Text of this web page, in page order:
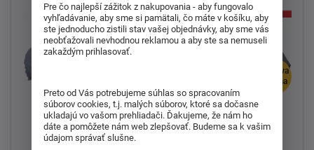
Čalúnená posteľ
Continental
doprava
zdarma
Čalúnená posteľ Box
Variant - čelo
Pre čo najlepší zážitok z nakupovania - aby fungovalo
vyhľadávanie, aby sme si pamätali, čo máte v košíku, aby
ste jednoducho zistili stav vašej objednávky, aby sme vás
neobťažovali nevhodnou reklamou a aby ste sa nemuseli
zakaždým prihlasovať.
Preto od Vás potrebujeme súhlas so spracovaním
súborov cookies, t.j. malých súborov, ktoré sa dočasne
ukladajú vo vašom prehliadači. Ďakujeme, že nám ho
dáte a pomôžete nám web zlepšovať. Budeme sa k vašim
údajom správať slušne.